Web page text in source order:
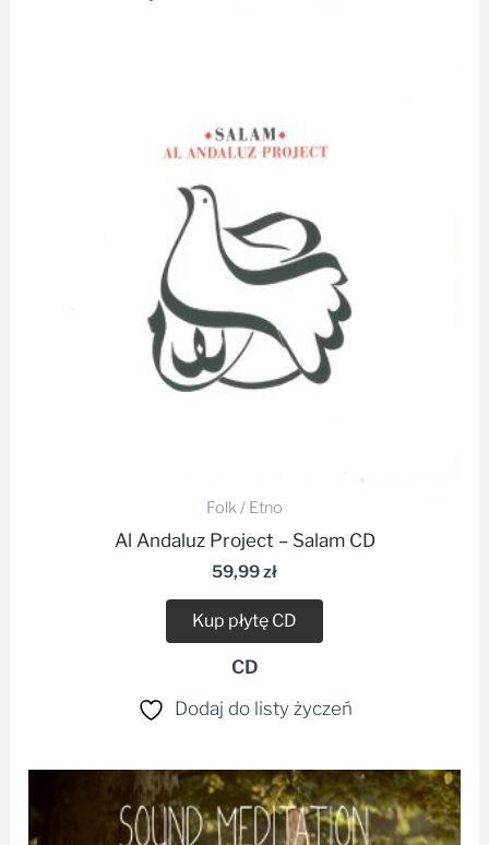
Folk / Etno
Al Andaluz Project – Salam CD
59,99zł
Kup płytę CD
CD
Dodaj do listy życzeń